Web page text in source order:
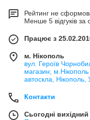
Рейтинг не
Менше 5 відгуків за
Працює з
м. Нікополь
вул. Героїв
магазин;
автоскла, Нікополь,
Контакти
Сьогодні вихідний